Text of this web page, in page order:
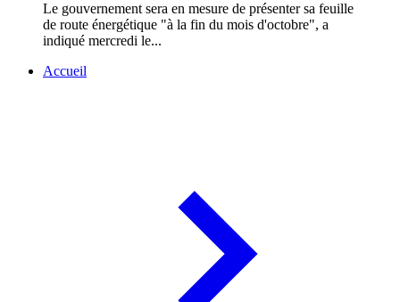
Le gouvernement sera en mesure de présenter sa feuille
de route énergétique "à la fin du mois d'octobre", a
indiqué mercredi le...
Accueil